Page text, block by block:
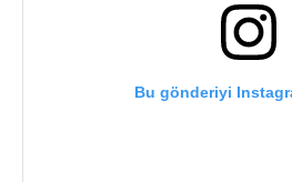
Bu gönderiyi